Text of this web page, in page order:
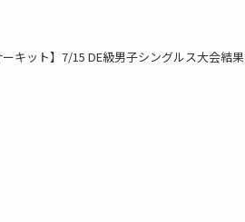
ーキット】7/15 DE級男子シングルス大会結果